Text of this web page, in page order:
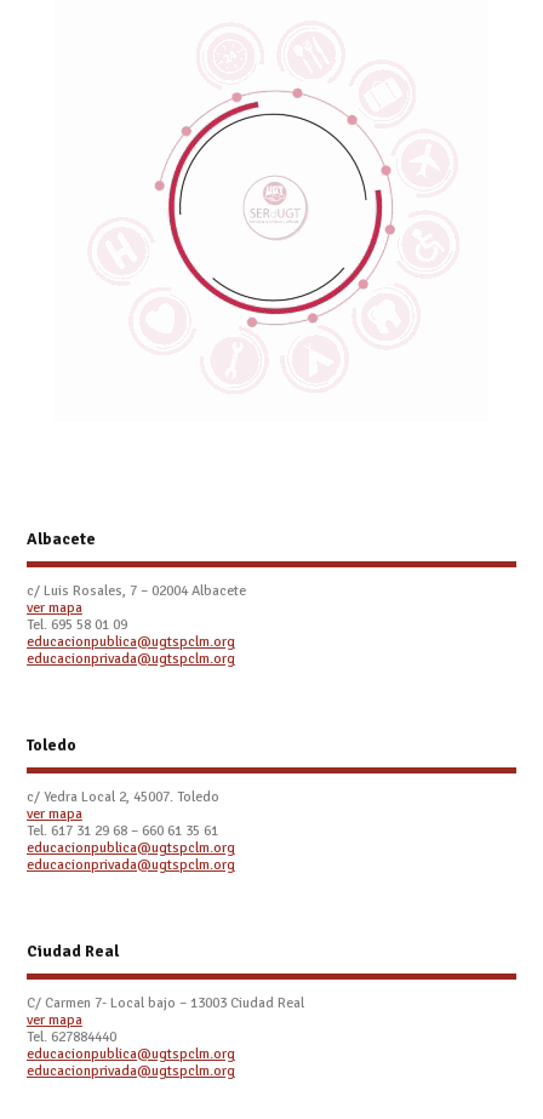
Albacete
c/ Luis Rosales, 7 – 02004 Albacete
ver mapa
Tel. 695 58 01 09
educacionpublica@ugtspclm.org
educacionprivada@ugtspclm.org
Toledo
c/ Yedra Local 2, 45007. Toledo
ver mapa
Tel. 617 31 29 68 – 660 61 35 61
educacionpublica@ugtspclm.org
educacionprivada@ugtspclm.org
Ciudad Real
C/ Carmen 7- Local bajo – 13003 Ciudad Real
ver mapa
Tel. 627884440
educacionpublica@ugtspclm.org
educacionprivada@ugtspclm.org